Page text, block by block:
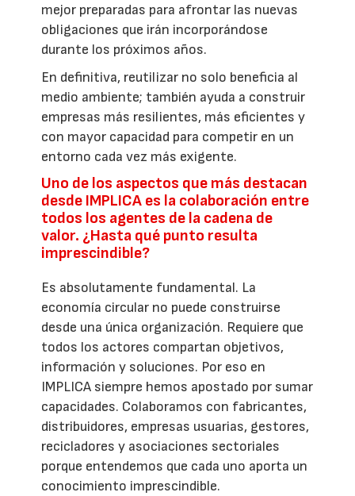
mejor preparadas para afrontar las nuevas
obligaciones que irán incorporándose
durante los próximos años.
En definitiva, reutilizar no solo beneficia al
medio ambiente; también ayuda a construir
empresas más resilientes, más eficientes y
con mayor capacidad para competir en un
entorno cada vez más exigente.
Uno de los aspectos que más destacan
desde IMPLICA es la colaboración entre
todos los agentes de la cadena de
valor. ¿Hasta qué punto resulta
imprescindible?
Es absolutamente fundamental. La
economía circular no puede construirse
desde una única organización. Requiere que
todos los actores compartan objetivos,
información y soluciones. Por eso en
IMPLICA siempre hemos apostado por sumar
capacidades. Colaboramos con fabricantes,
distribuidores, empresas usuarias, gestores,
recicladores y asociaciones sectoriales
porque entendemos que cada uno aporta un
conocimiento imprescindible.